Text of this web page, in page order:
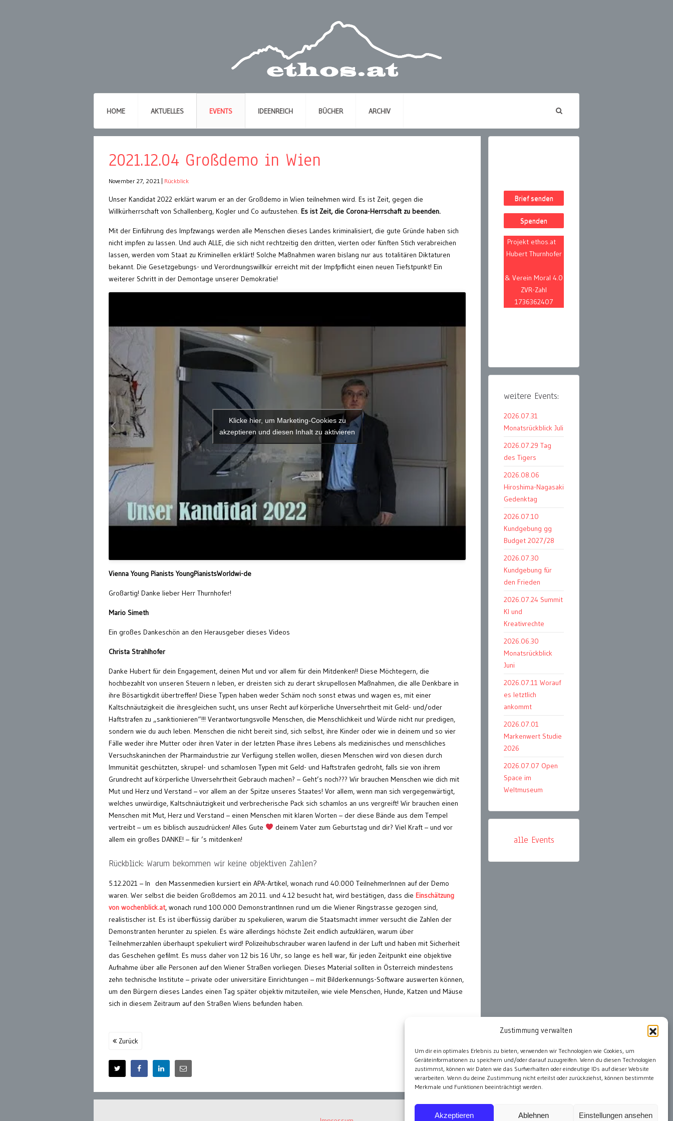
Zustimmung verwalten
Um dir ein optimales Erlebnis zu bieten, verwenden wir Technologien wie Cookies, um
Geräteinformationen zu speichern und/oder darauf zuzugreifen. Wenn du diesen Technologien
zustimmst, können wir Daten wie das Surfverhalten oder eindeutige IDs auf dieser Website
verarbeiten. Wenn du deine Zustimmung nicht erteilst oder zurückziehst, können bestimmte
Merkmale und Funktionen beeinträchtigt werden.
Akzeptieren Ablehnen Einstellungen ansehen
HOME AKTUELLES EVENTS IDEENREICH BÜCHER ARCHIV
2021.12.04 Großdemo in Wien
November 27, 2021 Rückblick
Unser Kandidat 2022 erklärt warum er an der Großdemo in Wien teilnehmen wird. Es ist Zeit, gegen die
Willkürherrschaft von Schallenberg, Kogler und Co aufzustehen. Es ist Zeit, die Corona-Herrschaft zu beenden.
Mit der Einführung des Impfzwangs werden alle Menschen dieses Landes kriminalisiert, die gute Gründe haben sich
nicht impfen zu lassen. Und auch ALLE, die sich nicht rechtzeitig den dritten, vierten oder fünften Stich verabreichen
lassen, werden vom Staat zu Kriminellen erklärt! Solche Maßnahmen waren bislang nur aus totalitären Diktaturen
bekannt. Die Gesetzgebungs- und Verordnungswillkür erreicht mit der Impfpflicht einen neuen Tiefstpunkt! Ein
weiterer Schritt in der Demontage unserer Demokratie!
Klicke hier, um Marketing-Cookies zu
akzeptieren und diesen Inhalt zu aktivieren
Vienna Young Pianists YoungPianistsWorldwi-de
Großartig! Danke lieber Herr Thurnhofer!
Mario Simeth
Ein großes Dankeschön an den Herausgeber dieses Videos
Christa Strahlhofer
Danke Hubert für dein Engagement, deinen Mut und vor allem für dein Mitdenken!! Diese Möchtegern, die
hochbezahlt von unseren Steuern n leben, er dreisten sich zu derart skrupellosen Maßnahmen, die alle Denkbare in
ihre Bösartigkdit übertreffen! Diese Typen haben weder Schäm noch sonst etwas und wagen es, mit einer
Kaltschnäutzigkeit die ihresgleichen sucht, uns unser Recht auf körperliche Unversehrtheit mit Geld- und/oder
Haftstrafen zu „sanktionieren“!!! Verantwortungsvolle Menschen, die Menschlichkeit und Würde nicht nur predigen,
sondern wie du auch leben. Menschen die nicht bereit sind, sich selbst, ihre Kinder oder wie in deinem und so vier
Fälle weder ihre Mutter oder ihren Vater in der letzten Phase ihres Lebens als medizinisches und menschliches
Versuchskaninchen der Pharmaindustrie zur Verfügung stellen wollen, diesen Menschen wird von diesen durch
Immunität geschützten, skrupel- und schamlosen Typen mit Geld- und Haftstrafen gedroht, falls sie von ihrem
Grundrecht auf körperliche Unversehrtheit Gebrauch machen? – Geht’s noch??? Wir brauchen Menschen wie dich mit
Mut und Herz und Verstand – vor allem an der Spitze unseres Staates! Vor allem, wenn man sich vergegenwärtigt,
welches unwürdige, Kaltschnäutzigkeit und verbrecherische Pack sich schamlos an uns vergreift! Wir brauchen einen
Menschen mit Mut, Herz und Verstand – einen Menschen mit klaren Worten – der diese Bände aus dem Tempel
vertreibt – um es biblisch auszudrücken! Alles Gute
deinem Vater zum Geburtstag und dir? Viel Kraft – und vor
allem ein großes DANKE! – für ’s mitdenken!
Rückblick: Warum bekommen wir keine objektiven Zahlen?
5.12.2021 – In den Massenmedien kursiert ein APA-Artikel, wonach rund 40.000 TeilnehmerInnen auf der Demo
waren. Wer selbst die beiden Großdemos am 20.11. und 4.12 besucht hat, wird bestätigen, dass die Einschätzung
von wochenblick.at, wonach rund 100.000 DemonstrantInnen rund um die Wiener Ringstrasse gezogen sind,
realistischer ist. Es ist überflüssig darüber zu spekulieren, warum die Staatsmacht immer versucht die Zahlen der
Demonstranten herunter zu spielen. Es wäre allerdings höchste Zeit endlich aufzuklären, warum über
Teilnehmerzahlen überhaupt spekuliert wird! Polizeihubschrauber waren laufend in der Luft und haben mit Sicherheit
das Geschehen gefilmt. Es muss daher von 12 bis 16 Uhr, so lange es hell war, für jeden Zeitpunkt eine objektive
Aufnahme über alle Personen auf den Wiener Straßen vorliegen. Dieses Material sollten in Österreich mindestens
zehn technische Institute – private oder universitäre Einrichtungen – mit Bilderkennungs-Software auswerten können,
um den Bürgern dieses Landes einen Tag später objektiv mitzuteilen, wie viele Menschen, Hunde, Katzen und Mäuse
sich in diesem Zeitraum auf den Straßen Wiens befunden haben.
Zurück
Brief senden
Spenden
Projekt ethos.at
Hubert Thurnhofer
& Verein Moral 4.0
ZVR-Zahl
1736362407
weitere Events:
2026.07.31
Monatsrückblick Juli
2026.07.29 Tag
des Tigers
2026.08.06
Hiroshima-Nagasaki
Gedenktag
2026.07.10
Kundgebung gg
Budget 2027/28
2026.07.30
Kundgebung für
den Frieden
2026.07.24 Summit
KI und
Kreativrechte
2026.06.30
Monatsrückblick
Juni
2026.07.11 Worauf
es letztlich
ankommt
2026.07.01
Markenwert Studie
2026
2026.07.07 Open
Space im
Weltmuseum
alle Events